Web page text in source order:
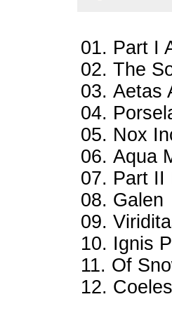
01. Part I
02. The
03. Aetas
04.
05. Nox
06. Aqua
07. Part II
08. Galen
09.
10. Ignis
11. Of
12.